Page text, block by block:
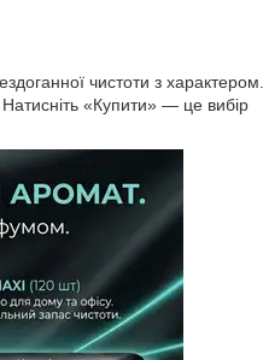
чистоти з характером.
«Купити» — це вибір